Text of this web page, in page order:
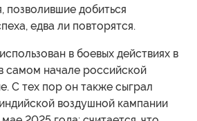
позволившие добиться
едва ли повторятся.
в боевых действиях в
самом начале российской
С тех пор он также сыграл
воздушной кампании